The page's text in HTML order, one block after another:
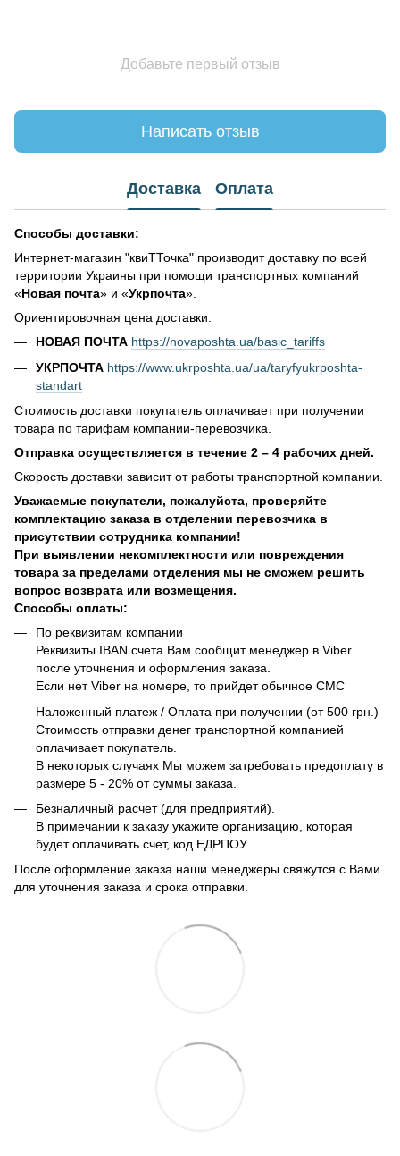
Добавьте первый отзыв
Написать отзыв
Доставка Оплата
Способы доставки:
Интернет-магазин "квиТТочка" производит доставку по всей
территории Украины при помощи транспортных компаний
«Новая почта» и «Укрпочта».
Ориентировочная цена доставки:
НОВАЯ ПОЧТА https://novaposhta.ua/basic_tariffs
УКРПОЧТА https://www.ukrposhta.ua/ua/taryfyukrposhta-
standart
Стоимость доставки покупатель оплачивает при получении
товара по тарифам компании-перевозчика.
Отправка осуществляется в течение 2 – 4 рабочих дней.
Скорость доставки зависит от работы транспортной компании.
Уважаемые покупатели, пожалуйста, проверяйте
комплектацию заказа в отделении перевозчика в
присутствии сотрудника компании!
При выявлении некомплектности или повреждения
товара за пределами отделения мы не сможем решить
вопрос возврата или возмещения.
Способы оплаты:
По реквизитам компании
Реквизиты IBAN счета Вам сообщит менеджер в Viber
после уточнения и оформления заказа.
Если нет Viber на номере, то прийдет обычное СМС
Наложенный платеж / Оплата при получении (от 500 грн.)
Стоимость отправки денег транспортной компанией
оплачивает покупатель.
В некоторых случаях Мы можем затребовать предоплату в
размере 5 - 20% от суммы заказа.
Безналичный расчет (для предприятий).
В примечании к заказу укажите организацию, которая
будет оплачивать счет, код ЕДРПОУ.
После оформление заказа наши менеджеры свяжутся с Вами
для уточнения заказа и срока отправки.